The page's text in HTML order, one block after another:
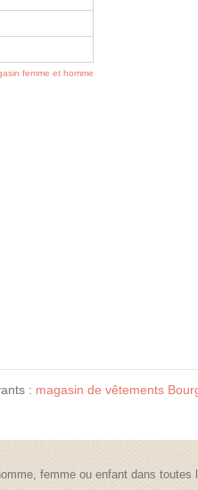
femme et homme
: magasin de vêtements
femme ou enfant dans toutes